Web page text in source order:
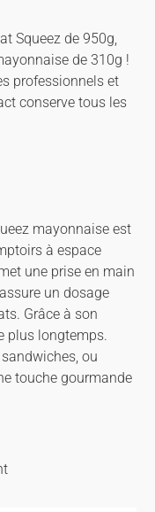
Squeez de 950g,
de 310g !
professionnels et
conserve tous les
mayonnaise est
à espace
une prise en main
un dosage
Grâce à son
plus longtemps.
ou
touche gourmande